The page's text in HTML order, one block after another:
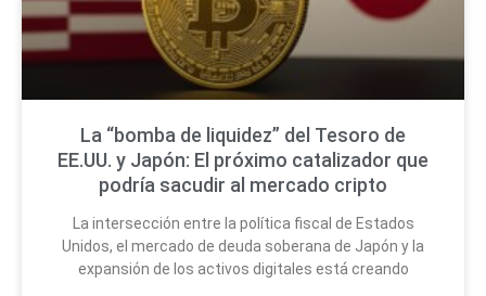
La “bomba de liquidez” del Tesoro de
EE.UU. y Japón: El próximo catalizador que
podría sacudir al mercado cripto
La intersección entre la política fiscal de Estados
Unidos, el mercado de deuda soberana de Japón y la
expansión de los activos digitales está creando